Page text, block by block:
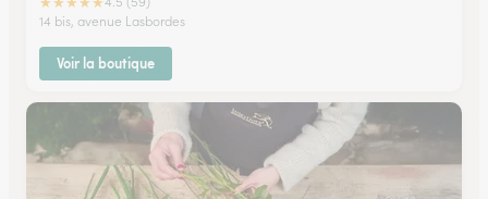
14 bis, avenue Lasbordes
Voir la boutique